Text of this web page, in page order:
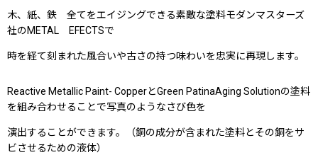
木、紙、鉄 全てをエイジングできる素敵な塗料モダンマスターズ
社のMETAL EFECTSで
時を経て刻まれた風合いや古さの持つ味わいを忠実に再現します。
Reactive Metallic Paint- CopperとGreen PatinaAging Solutionの塗料
を組み合わせることで写真のようなさび色を
演出することができます。（銅の成分が含まれた塗料とその銅をサ
ビさせるための液体）